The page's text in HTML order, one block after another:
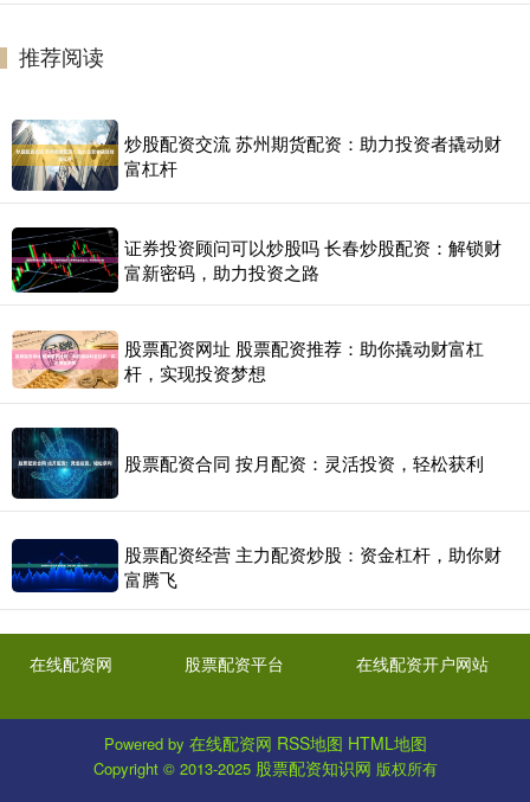
推荐阅读
炒股配资交流 苏州期货配资：助力投资者撬动财
富杠杆
证券投资顾问可以炒股吗 长春炒股配资：解锁财
富新密码，助力投资之路
股票配资网址 股票配资推荐：助你撬动财富杠
杆，实现投资梦想
股票配资合同 按月配资：灵活投资，轻松获利
股票配资经营 主力配资炒股：资金杠杆，助你财
富腾飞
在线配资网 股票配资平台 在线配资开户网站
Powered by 在线配资网 RSS地图 HTML地图
Copyright © 2013-2025 股票配资知识网 版权所有